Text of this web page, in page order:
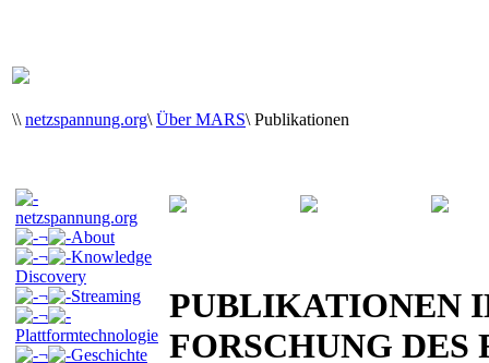
\\ netzspannung.org\ Über MARS\ Publikationen
netzspannung.org
¬
About
¬
Knowledge
Discovery
¬
Streaming
¬
Plattformtechnologie
¬
Geschichte
PUBLIKATIONEN
FORSCHUNG DES